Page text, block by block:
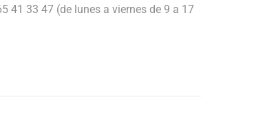
41 33 47 (de lunes a viernes de 9 a 17